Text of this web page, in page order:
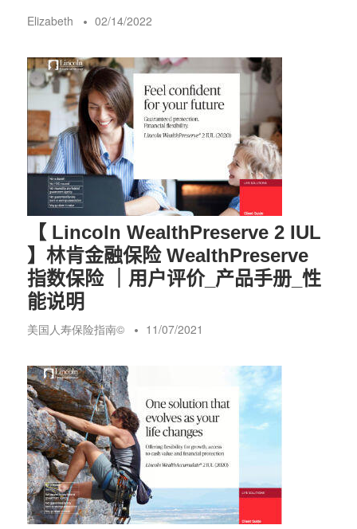
Elizabeth 02/14/2022
【 Lincoln WealthPreserve 2 IUL
】林肯金融保险 WealthPreserve
指数保险 ｜用户评价_产品手册_性
能说明
美国人寿保险指南©️ 11/07/2021